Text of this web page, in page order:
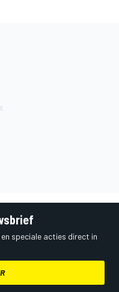
speciale acties direct in